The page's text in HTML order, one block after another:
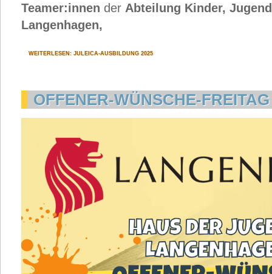
Teamer:innen der Abteilung Kinder,
Langenhagen,
WEITERLESEN: JULEICA-AUSBILDUNG 2025
OFFENER-WÜNSCHE-